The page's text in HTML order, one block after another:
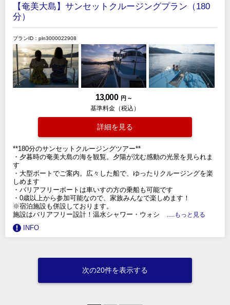
【奄美大島】サンセットクルージングプラン（180
分）
プランID：pln3000022908
13,000 円 ～
基準料金（税込）
詳細を見る
**180分のサンセットクルージングツアー**
・夕暮時の奄美大島の海を観覧。夕陽が沈む感動の光景を見られま
す
・大型ボートでご案内。広々した船で、ゆったりクルージングを楽
しめます
・バリアフリーボートは車いすの方の乗船も可能です
・0歳以上から参加可能なので、家族みんなで楽しめます！
※宿泊施設も併設しております。
施設はバリアフリー設計！温水シャワー・ウォシ
.....もっと見る
INFO
次の20件を表示する